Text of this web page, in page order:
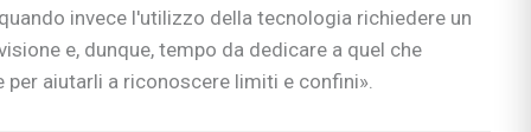
invece l'utilizzo della tecnologia richiedere un
e, dunque, tempo da dedicare a quel che
per aiutarli a riconoscere limiti e confini».